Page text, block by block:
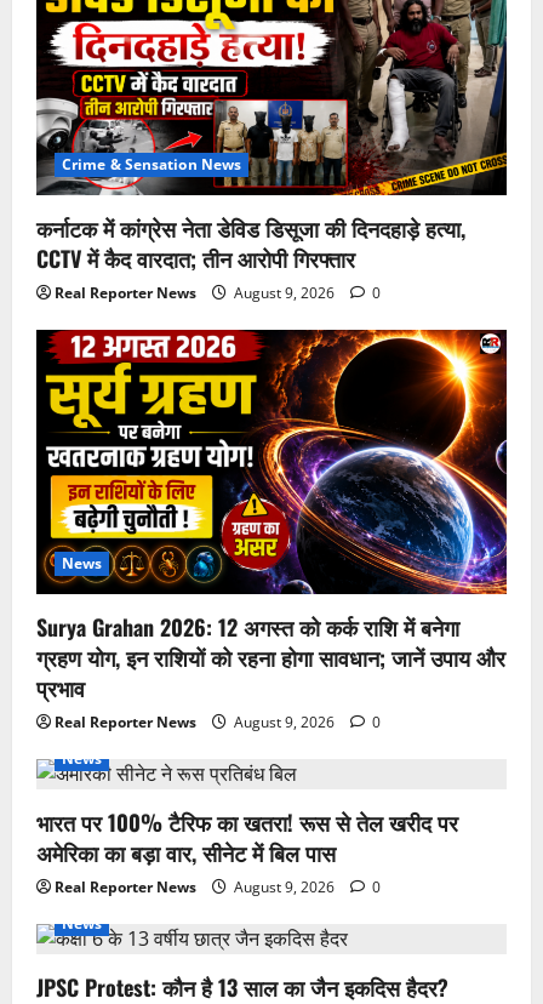
Crime & Sensation News
कर्नाटक में कांग्रेस नेता डेविड डिसूजा की दिनदहाड़े हत्या,
CCTV में कैद वारदात; तीन आरोपी गिरफ्तार
Real Reporter News August 9, 2026 0
News
Surya Grahan 2026: 12 अगस्त को कर्क राशि में बनेगा
ग्रहण योग, इन राशियों को रहना होगा सावधान; जानें उपाय और
प्रभाव
Real Reporter News August 9, 2026
0
News
भारत पर 100% टैरिफ का खतरा! रूस से तेल खरीद पर
अमेरिका का बड़ा वार, सीनेट में बिल पास
Real Reporter News August 9, 2026
0
News
JPSC Protest: कौन है 13 साल का जैन इकदिस हैदर?